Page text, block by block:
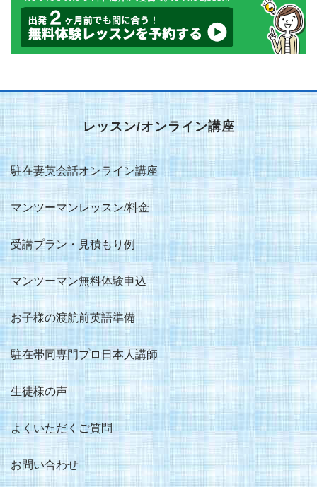
レッスン/オンライン講座
駐在妻英会話オンライン講座
マンツーマンレッスン/料金
受講プラン・見積もり例
マンツーマン無料体験申込
お子様の渡航前英語準備
駐在帯同専門プロ日本人講師
生徒様の声
よくいただくご質問
お問い合わせ